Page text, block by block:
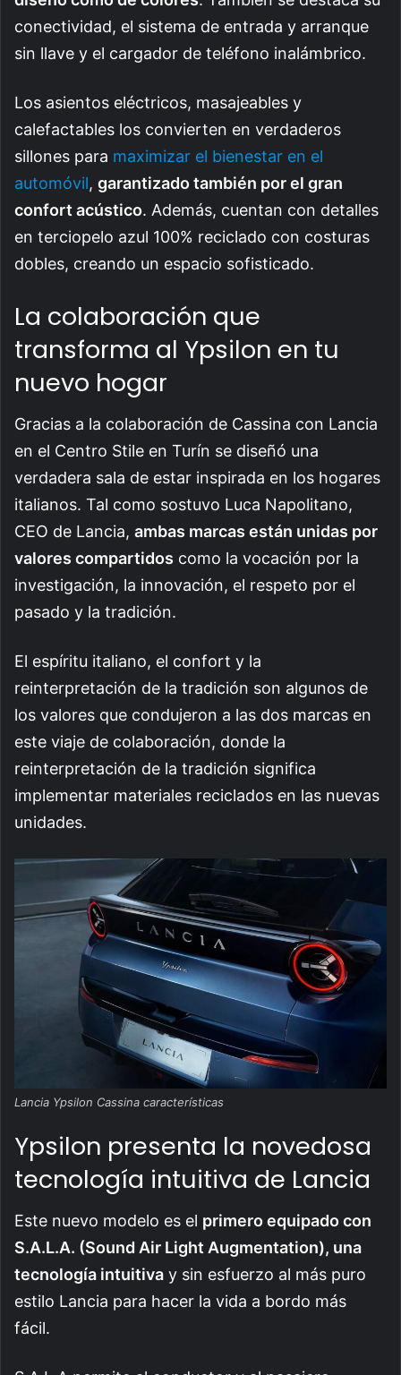
conectividad, el sistema de entrada y arranque
sin llave y el cargador de teléfono inalámbrico.
Los asientos eléctricos, masajeables y
calefactables los convierten en verdaderos
sillones para maximizar el bienestar en el
automóvil, garantizado también por el gran
confort acústico. Además, cuentan con detalles
en terciopelo azul 100% reciclado con costuras
dobles, creando un espacio sofisticado.
La colaboración que
transforma al Ypsilon en tu
nuevo hogar
Gracias a la colaboración de Cassina con Lancia
en el Centro Stile en Turín se diseñó una
verdadera sala de estar inspirada en los hogares
italianos. Tal como sostuvo Luca Napolitano,
CEO de Lancia, ambas marcas están unidas por
valores compartidos como la vocación por la
investigación, la innovación, el respeto por el
pasado y la tradición.
El espíritu italiano, el confort y la
reinterpretación de la tradición son algunos de
los valores que condujeron a las dos marcas en
este viaje de colaboración, donde la
reinterpretación de la tradición significa
implementar materiales reciclados en las nuevas
unidades.
Lancia Ypsilon Cassina características
Ypsilon presenta la novedosa
tecnología intuitiva de Lancia
Este nuevo modelo es el primero equipado con
S.A.L.A. (Sound Air Light Augmentation), una
tecnología intuitiva y sin esfuerzo al más puro
estilo Lancia para hacer la vida a bordo más
fácil.